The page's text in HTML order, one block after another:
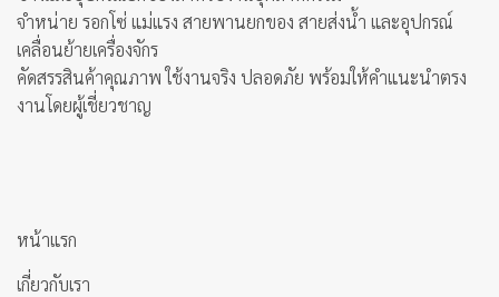
จำหน่าย รอกโซ่ แม่แรง สายพานยกของ สายส่งน้ำ และอุปกรณ์
เคลื่อนย้ายเครื่องจักร
คัดสรรสินค้าคุณภาพ ใช้งานจริง ปลอดภัย พร้อมให้คำแนะนำตรง
งานโดยผู้เชี่ยวชาญ
หน้าแรก
เกี่ยวกับเรา